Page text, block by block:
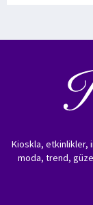
Kioskla, etkinlikler,
moda, trend,